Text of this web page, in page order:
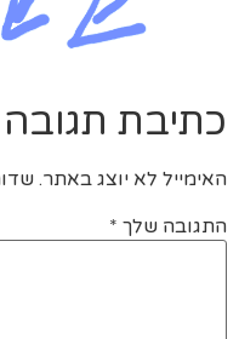
כתיבת תגובה
האימייל לא יוצג באתר.
התגובה שלך *